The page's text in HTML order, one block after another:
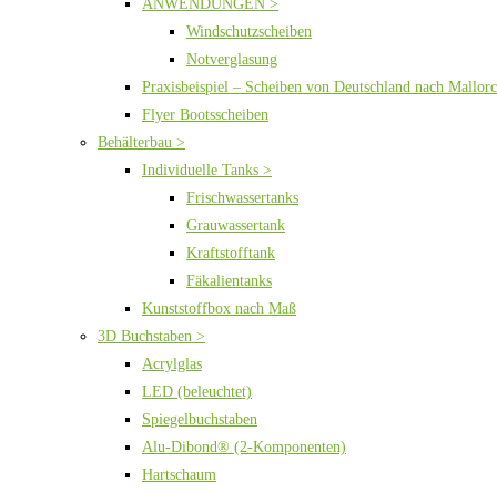
ANWENDUNGEN >
Windschutzscheiben
Notverglasung
Praxisbeispiel – Scheiben von Deutschland nach
Flyer Bootsscheiben
Behälterbau >
Individuelle Tanks >
Frischwassertanks
Grauwassertank
Kraftstofftank
Fäkalientanks
Kunststoffbox nach Maß
3D Buchstaben >
Acrylglas
LED (beleuchtet)
Spiegelbuchstaben
Alu-Dibond® (2-Komponenten)
Hartschaum